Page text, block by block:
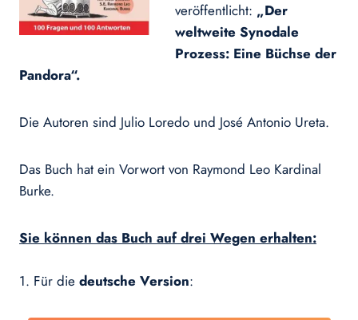
veröffentlicht: „Der
weltweite Synodale
Prozess: Eine Büchse der
Pandora“.
Die Autoren sind Julio Loredo und José Antonio Ureta.
Das Buch hat ein Vorwort von Raymond Leo Kardinal
Burke.
Sie können das Buch auf drei Wegen erhalten:
1. Für die deutsche Version: